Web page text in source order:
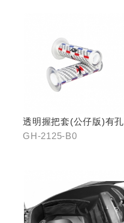
透明握把套(公仔版)有孔
GH-2125-B0